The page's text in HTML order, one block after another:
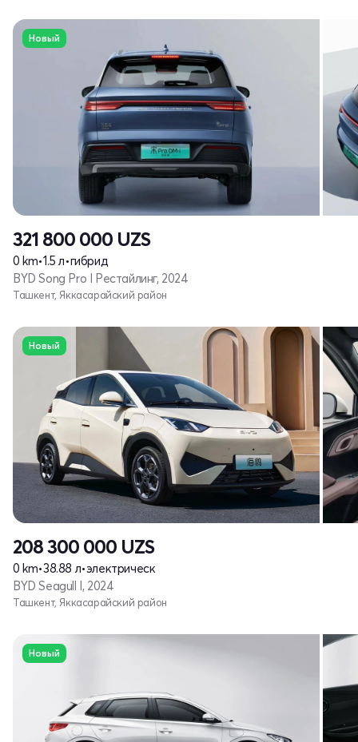
Новый
321 800 000 UZS
0 km•1.5 л•гибрид
BYD Song Pro I Рестайлинг, 2024
Ташкент, Яккасарайский район
Новый
208 300 000 UZS
0 km•38.88 л•электрическ
BYD Seagull I, 2024
Ташкент, Яккасарайский район
Новый